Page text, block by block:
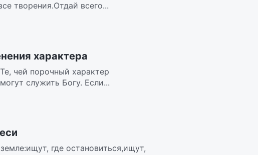
творения.Отдай всего...
характера
чей порочный характер
служить Богу. Если...
где остановиться,ищут,